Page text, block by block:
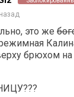
это же
брюхом